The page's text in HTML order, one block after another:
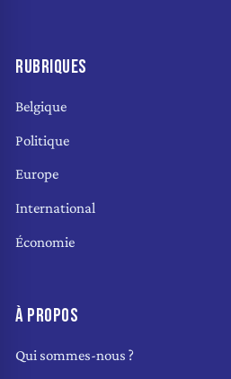
RUBRIQUES
Belgique
Politique
Europe
International
Économie
À PROPOS
Qui sommes-nous ?